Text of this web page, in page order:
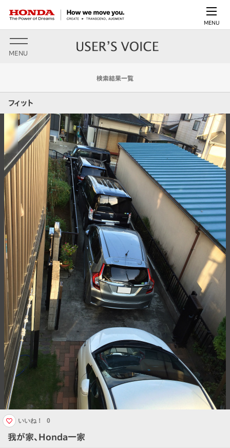
MENU
MENU
検索結果一覧
フィット
我が家、Honda一家
いいね！ 0